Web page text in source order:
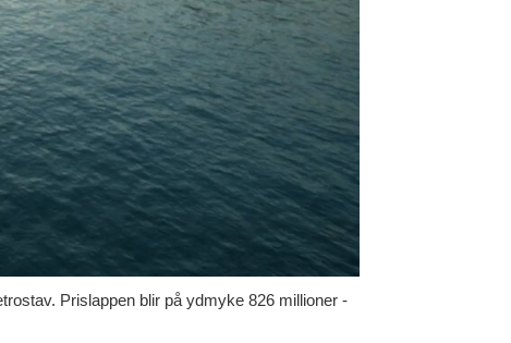
Prislappen blir på ydmyke 826 millioner -